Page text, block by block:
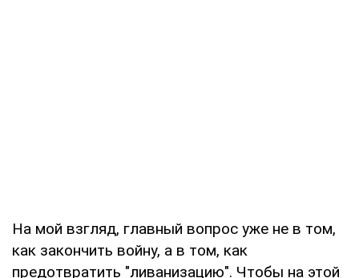
На мой взгляд, главный вопрос уже не в том,
как закончить войну, а в том, как
предотвратить "ливанизацию". Чтобы на этой